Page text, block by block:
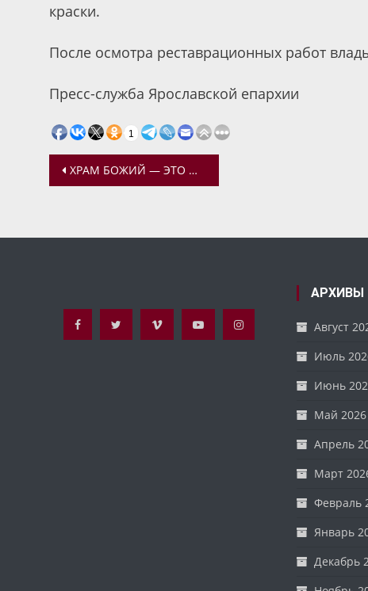
краски.
После осмотра реставрационных работ
Пресс-служба Ярославской епархии
1
Навигация
записям
ХРАМ БОЖИЙ — ЭТО МЕСТО, ГДЕ МЫ МОЛИМСЯ И ГДЕ ПОЛУЧАЕМ ИСЦЕЛЕНИЕ
АРХИВЫ
Август
Июль
Июнь
Май 2026
Апрель
Март
Февраль
Январь
Декабрь